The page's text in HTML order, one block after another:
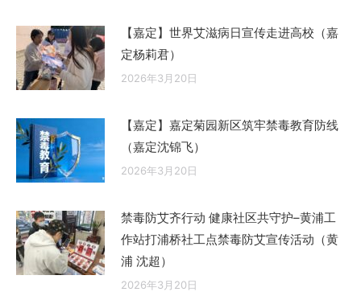
【嘉定】世界艾滋病日宣传走进高校（嘉
定杨莉君）
2026年3月20日
【嘉定】嘉定菊园新区筑牢禁毒教育防线
（嘉定沈锦飞）
2026年3月20日
禁毒防艾齐行动 健康社区共守护–黄浦工
作站打浦桥社工点禁毒防艾宣传活动（黄
浦 沈超）
2026年3月20日